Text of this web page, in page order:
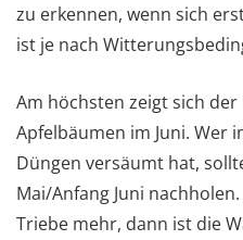
zu erkennen, wenn sich
ist je nach
Am höchsten zeigt sich
Apfelbäumen im Juni. Wer
Düngen versäumt hat,
Mai/Anfang Juni
Triebe mehr, dann ist die